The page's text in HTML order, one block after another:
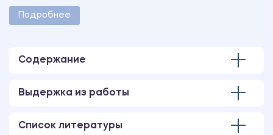
методическими указаниями учебного заведения.
Подробнее
Содержание
Выдержка из работы
Список литературы